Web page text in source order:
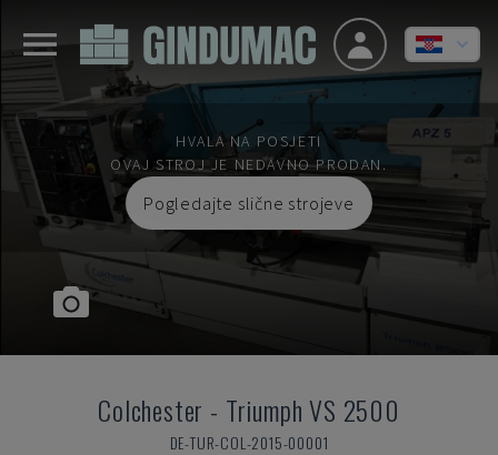
HVALA NA POSJETI
OVAJ STROJ JE NEDAVNO PRODAN.
Pogledajte slične strojeve
Colchester - Triumph VS 2500
DE-TUR-COL-2015-00001